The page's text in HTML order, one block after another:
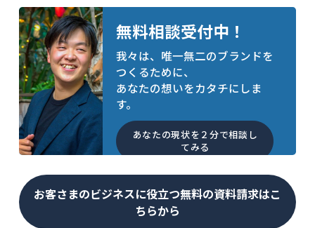
無料相談受付中！
我々は、唯一無二のブランドを
つくるために、
あなたの想いをカタチにしま
す。
あなたの現状を２分で相談し
てみる
お客さまのビジネスに役立つ無料の資料請求はこ
ちらから